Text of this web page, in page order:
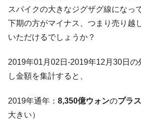
Fact1 今話題の「楽天ライオンズ」
Fact1 奇跡の毛色「白毛馬」とは？
Fact1
全て勝つといくら？ 競馬GI競
Fact1 平成仮面ライダーの意外すぎ
発表から2日で大崩壊、鳴か
Fact1
スパイクの大きなジグザグ線になっ
下期の方がマイナス、つまり売り越
いただけるでしょうか？
2019年01月02日-2019年12月30日の
し金額を集計すると、
2019年通年： 8,350億ウォンのプラス
大きい）